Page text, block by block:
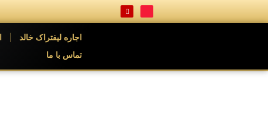
اجاره لیفتراک خالد
تماس با ما